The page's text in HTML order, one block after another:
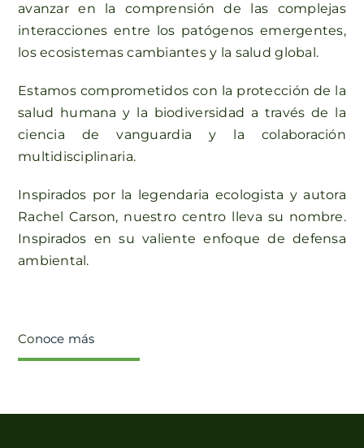
avanzar en la comprensión de las complejas
interacciones entre los patógenos emergentes,
los ecosistemas cambiantes y la salud global.
Estamos comprometidos con la protección de la
salud humana y la biodiversidad a través de la
ciencia de vanguardia y la colaboración
multidisciplinaria.
Inspirados por la legendaria ecologista y autora
Rachel Carson, nuestro centro lleva su nombre.
Inspirados en su valiente enfoque de defensa
ambiental.
Conoce más